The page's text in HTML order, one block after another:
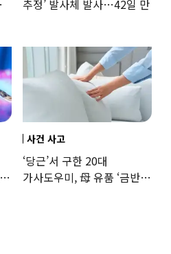
추정’ 발사체 발사…42일 만
사건 사고
‘당근’서 구한 20대
가사도우미, 母 유품 ‘금반지